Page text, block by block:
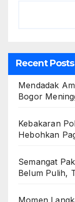
Recent Posts
Mendadak
Bogor
Kebakaran
Hebohkan
Semangat
Belum Pulih,